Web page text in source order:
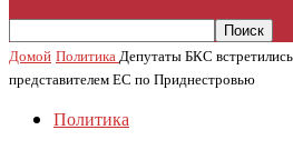
Домой ПолитикаДепутаты БКС
представителем ЕС по Приднестровью
Политика